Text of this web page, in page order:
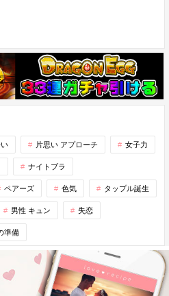
片思い アプローチ 女子力
ナイトブラ
ペアーズ 色気 タップル誕生
男性 キュン 失恋
準備